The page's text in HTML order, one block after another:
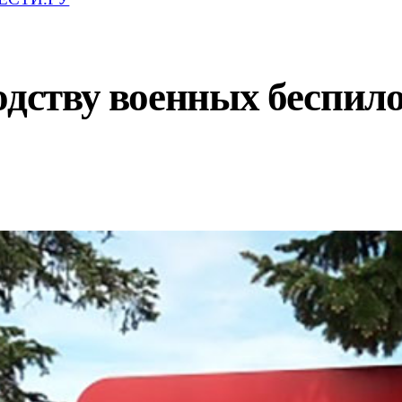
военных